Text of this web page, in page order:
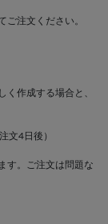
ご注文ください。
く作成する場合と、
文4日後）
す。ご注文は問題な